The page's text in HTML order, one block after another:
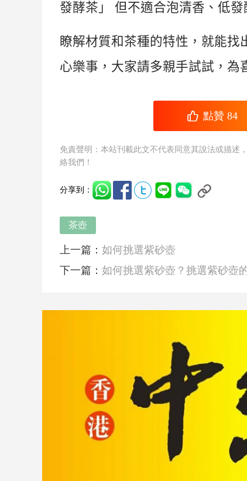
發酵茶」
但不適合泡清香、低
瞭解材質和茶種的特性，就能
心樂事，大家請多親手試試，為
點贊 84
免責聲明：本站刊載此文不代表同意其說法或描述
絡我們！
分享到：
茶壺
上一篇： 如何挑選紫砂壺
下一篇： 如何挑選紫砂壺？挑選紫砂壺